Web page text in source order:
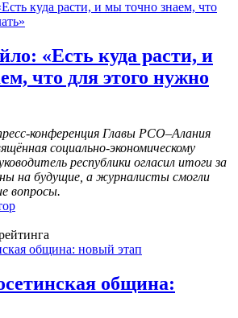
«Есть куда расти, и
что для этого нужно
конференция Главы РСО–Алания
социально-экономическому
республики огласил итоги за
на будущие, а журналисты смогли
вопросы.
община: